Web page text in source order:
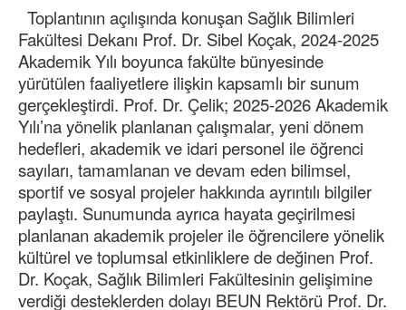
Toplantının açılışında konuşan Sağlık Bilimleri
Fakültesi Dekanı Prof. Dr. Sibel Koçak, 2024-2025
Akademik Yılı boyunca fakülte bünyesinde
yürütülen faaliyetlere ilişkin kapsamlı bir sunum
gerçekleştirdi. Prof. Dr. Çelik; 2025-2026 Akademik
Yılı’na yönelik planlanan çalışmalar, yeni dönem
hedefleri, akademik ve idari personel ile öğrenci
sayıları, tamamlanan ve devam eden bilimsel,
sportif ve sosyal projeler hakkında ayrıntılı bilgiler
paylaştı. Sunumunda ayrıca hayata geçirilmesi
planlanan akademik projeler ile öğrencilere yönelik
kültürel ve toplumsal etkinliklere de değinen Prof.
Dr. Koçak, Sağlık Bilimleri Fakültesinin gelişimine
verdiği desteklerden dolayı BEUN Rektörü Prof. Dr.